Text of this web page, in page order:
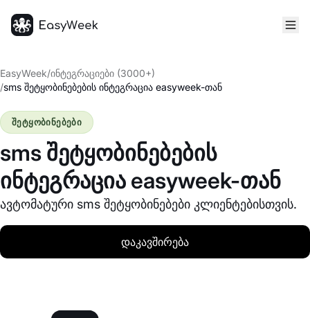
EasyWeek/ინტეგრაციები (3000+)
/sms შეტყობინებების ინტეგრაცია easyweek-თან
sms შეტყობინებების
ინტეგრაცია easyweek-თან
ავტომატური sms შეტყობინებები კლიენტებისთვის.
შეტყობინებები
დაკავშირება